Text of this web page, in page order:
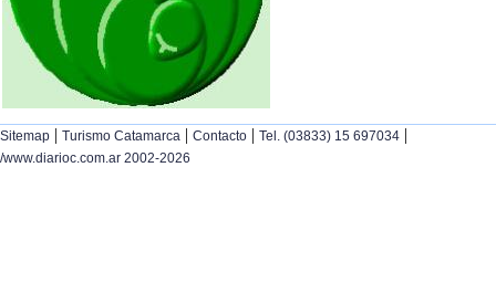
Sitemap | Turismo Catamarca | Contacto | Tel. (03833) 15 697034 |
/www.diarioc.com.ar 2002-2026